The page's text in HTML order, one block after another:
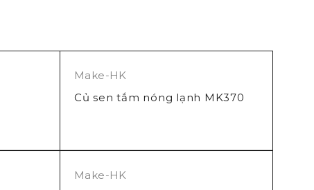
Make-HK
Củ sen tắm nóng lạnh MK370
Make-HK